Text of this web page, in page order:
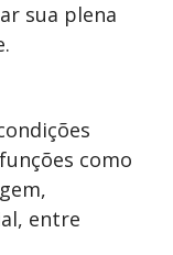
sua plena
como
entre